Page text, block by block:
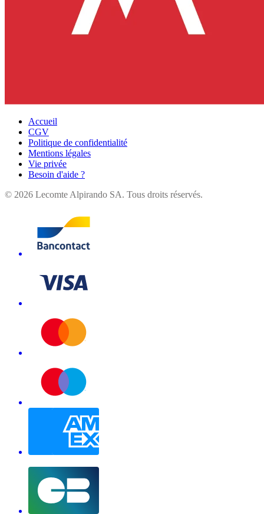
Accueil
CGV
Politique de confidentialité
Mentions légales
Vie privée
Besoin d'aide ?
© 2026 Lecomte Alpirando SA. Tous droits réservés.